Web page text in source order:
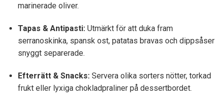
marinerade oliver.
Tapas & Antipasti:Utmärkt för att duka fram
serranoskinka, spansk ost, patatas bravas och dippsåser
snyggt separerade.
Efterrätt & Snacks:Servera olika sorters nötter, torkad
frukt eller lyxiga chokladpraliner på dessertbordet.